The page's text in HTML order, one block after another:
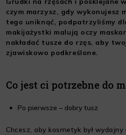
czym marzysz, gdy wykonujesz
tego uniknąć, podpatrzyliśmy
makijażystki malują oczy
nakładać tusze do rzęs, aby
zjawiskowo podkreślone.
Co jest ci potrzebne do
Po pierwsze – dobry tusz
Chcesz, aby kosmetyk był